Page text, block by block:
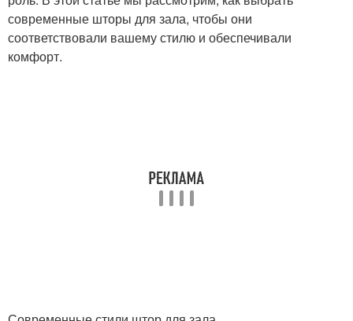
современные шторы для зала, чтобы они
соответствовали вашему стилю и обеспечивали
комфорт.